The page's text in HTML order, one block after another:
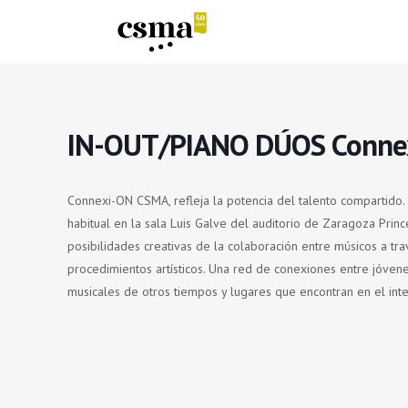
IN-OUT/PIANO DÚOS
Connexi-ON CSMA, refleja la potencia del talento
habitual en la sala Luis Galve del auditorio de Zaragoza
posibilidades creativas de la colaboración entre músicos a
procedimientos artísticos. Una red de conexiones entre
musicales de otros tiempos y lugares que encontran en el